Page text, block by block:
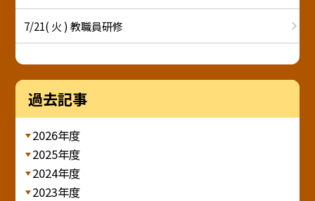
7/21( 火 ) 教職員研修
過去記事
2026年度
2025年度
2024年度
2023年度